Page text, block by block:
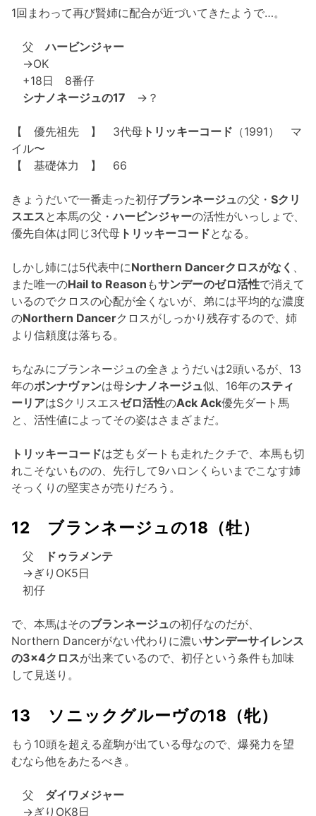
1回まわって再び賢姉に配合が近づいてきたようで…。
父ハービンジャー
→OK
+18日 8番仔
シナノネージュの17 →？
【 優先祖先 】 3代母 トリッキーコード （1991） マ
イル〜
【 基礎体力 】 66
きょうだいで一番走った初仔ブランネージュの父・ Sクリ
スエスと本馬の父・ハービンジャーの活性がいっしょで、
優先自体は同じ3代母 トリッキーコードとなる。
しかし姉には5代表中にNorthern Dancerクロスがなく
また唯一のHail to Reason もサンデーのゼロ活性で消えて
いるのでクロスの心配が全くないが、弟には平均的な濃度
のNorthern Dancerクロスがしっかり残存するので、姉
より信頼度は落ちる。
ちなみにブランネージュの全きょうだいは2頭いるが、13
年のボンナヴァンは母シナノネージュ似、16年のスティ
ーリアはSクリスエスゼロ活性のAck Ack優先ダート馬
と、活性値によってその姿はさまざまだ。
トリッキーコードは芝もダートも走れたクチで、本馬も切
れこそないものの、先行して9ハロンくらいまでこなす姉
そっくりの堅実さが売りだろう。
12 ブランネージュの18（牡）
父
ドゥラメンテ
→ぎりOK5日
初仔
で、本馬はそのブランネージュの初仔なのだが、
Northern Dancerがない代わりに濃いサンデーサイレンス
の3×4クロスが出来ているので、初仔という条件も加味
して見送り。
13 ソニックグルーヴの18（牝）
もう10頭を超える産駒が出ている母なので、爆発力を望
むなら他をあたるべき。
父 ダイワメジャー
→ぎりOK8日